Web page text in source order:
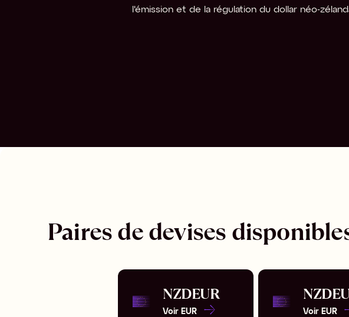
l'émission et de la régulation du dollar néo-
Paires de devises
NZDEUR
Voir EUR
NZD
Voir EUR